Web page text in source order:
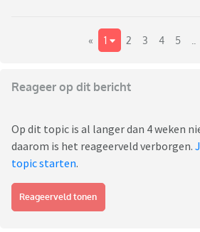
« 1 2 3 4 5
Reageer op dit bericht
Op dit topic is al langer dan 4 weken
daarom is het reageerveld verborgen.
topic starten.
Reageerveld tonen